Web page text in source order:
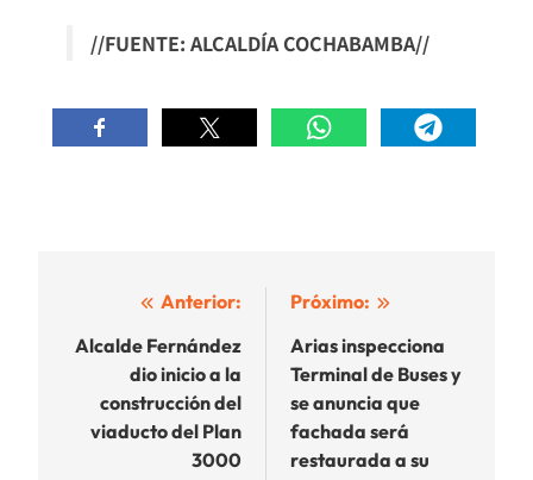
//FUENTE: ALCALDÍA COCHABAMBA//
Navegación
de
entradas
Anterior:
Alcalde Fernández
dio inicio a la
construcción del
viaducto del Plan
3000
Próximo:
Arias inspecciona
Terminal de Buses y
se anuncia que
fachada será
restaurada a su